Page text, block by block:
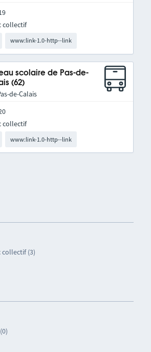
(3)
www:link-1.0-http--link
collectif
scolaire de Pas-de-
(62)
de-Calais
www:link-1.0-http--link
collectif